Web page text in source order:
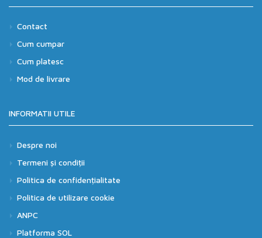
Contact
Cum cumpar
Cum platesc
Mod de livrare
INFORMATII UTILE
Despre noi
Termeni și condiții
Politica de confidențialitate
Politica de utilizare cookie
ANPC
Platforma SOL